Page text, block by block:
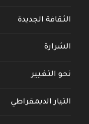
الثقافة الجديدة
الشرارة
نحو التغيير
التيار الديمقراطي